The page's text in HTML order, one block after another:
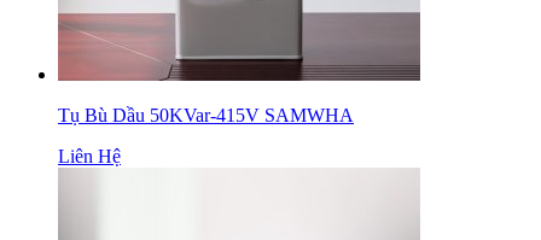
Tụ Bù Dầu 50KVar-415V SAMWHA
Liên Hệ